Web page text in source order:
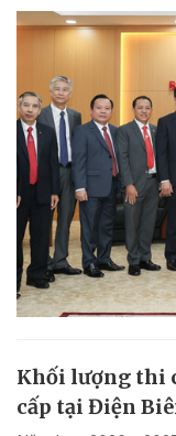
Khối lượng thi
cấp tại Điện